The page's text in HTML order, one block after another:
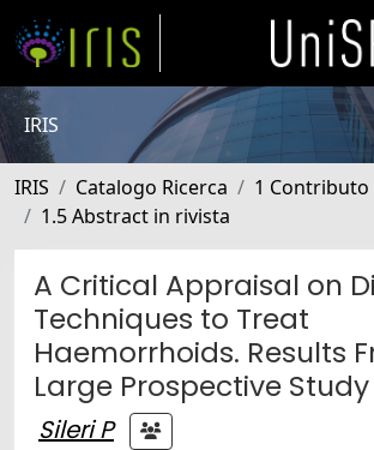
IRIS
IRIS Catalogo Ricerca
1 Contributo
1.5 Abstract in rivista
A Critical Appraisal on
Techniques to Treat
Haemorrhoids. Results
Large Prospective Study
Sileri P